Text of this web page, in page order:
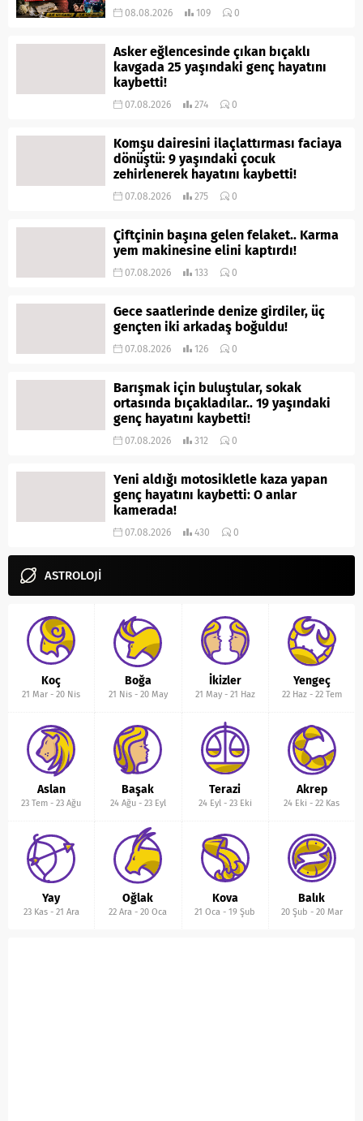
08.08.2026 109 0
Asker eğlencesinde çıkan bıçaklı
kavgada 25 yaşındaki genç hayatını
kaybetti!
07.08.2026 274 0
Komşu dairesini ilaçlattırması faciaya
dönüştü: 9 yaşındaki çocuk
zehirlenerek hayatını kaybetti!
07.08.2026 275 0
Çiftçinin başına gelen felaket.. Karma
yem makinesine elini kaptırdı!
07.08.2026 133 0
Gece saatlerinde denize girdiler, üç
gençten iki arkadaş boğuldu!
07.08.2026 126 0
Barışmak için buluştular, sokak
ortasında bıçakladılar.. 19 yaşındaki
genç hayatını kaybetti!
07.08.2026 312 0
Yeni aldığı motosikletle kaza yapan
genç hayatını kaybetti: O anlar
kamerada!
07.08.2026 430 0
ASTROLOJİ
Koç
21 Mar -20 Nis
Boğa
21 Nis- 20 May
İkizler
21 May- 21 Haz
Yengeç
22 Haz- 22 Tem
Aslan
23 Tem -23 Ağu
Başak
24 Ağu- 23 Eyl
Terazi
24 Eyl- 23 Eki
Akrep
24 Eki -22 Kas
Yay
23 Kas- 21 Ara
Oğlak
22 Ara -20 Oca
Kova
21 Oca -19 Şub
Balık
20 Şub - 20 Mar